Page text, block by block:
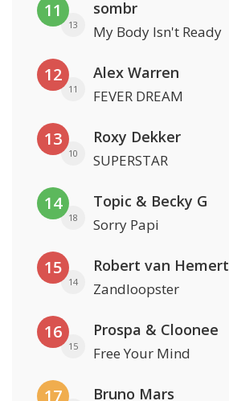
11
13
sombr
My Body Isn't Ready
12
11
Alex Warren
FEVER DREAM
13
10
Roxy Dekker
SUPERSTAR
14
18
Topic & Becky G
Sorry Papi
15
14
Robert van Hemert
Zandloopster
16
15
Prospa & Cloonee
Free Your Mind
17 Bruno Mars